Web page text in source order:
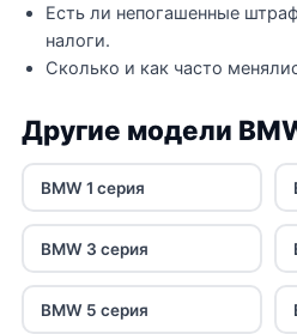
Есть ли непогашенные
налоги.
Сколько и как часто
Другие модели
BMW 1 серия
BMW 3 серия
BMW 5 серия